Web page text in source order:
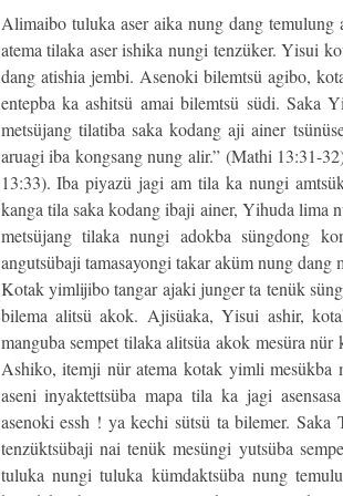
Alimaibo tuluka aser aika nung dang temulung
atema tilaka aser ishika nungi tenzüker. Yisui
dang atishia jembi. Asenoki bilemtsü agibo,
entepba ka ashitsü amai bilemtsü südi.
metsüjang tilatiba saka kodang aji ainer
aruagi iba kongsang nung alir.” (Mathi 13:31-
13:33). Iba piyazü jagi am tila ka nungi
kanga tila saka kodang ibaji ainer, Yihuda lima
metsüjang tilaka nungi adokba süngdong
angutsübaji tamasayongi takar aküm nung
Kotak yimlijibo tangar ajaki junger ta tenük
bilema alitsü akok. Ajisüaka, Yisui ashir,
manguba sempet tilaka alitsüa akok mesüra
Ashiko, itemji nür atema kotak yimli mesükba
aseni inyaktettsüba mapa tila ka jagi
asenoki essh ! ya kechi sütsü ta bilemer.
tenzüktsübaji nai tenük mesüngi yutsüba
tuluka nungi tuluka kümdaktsüba nung